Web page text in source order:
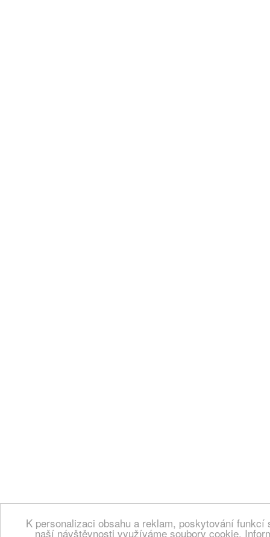
K personalizaci obsahu a reklam, poskytování
naší návštěvnosti využíváme soubory cookie.